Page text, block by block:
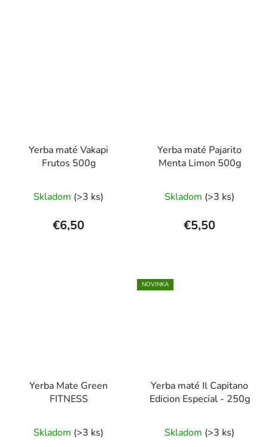
Yerba maté Vakapi
Frutos 500g
hodnotenie
produktu
je
Skladom (>3 ks)
€6,50
Yerba maté Pajarito
Menta Limon 500g
Skladom (>3 ks)
€5,50
Yerba Mate Green
FITNESS
hodnotenie
Skladom (>3 ks)
NOVINKA
Yerba maté Il Capitano
Edicion Especial - 250g
Skladom (>3 ks)